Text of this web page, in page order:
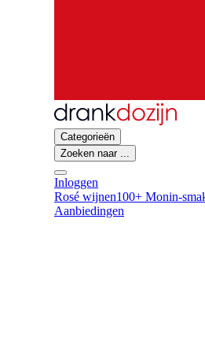
Categorieën
Zoeken naar ...
Inloggen
Rosé wijnen100+ Monin-
Aanbiedingen